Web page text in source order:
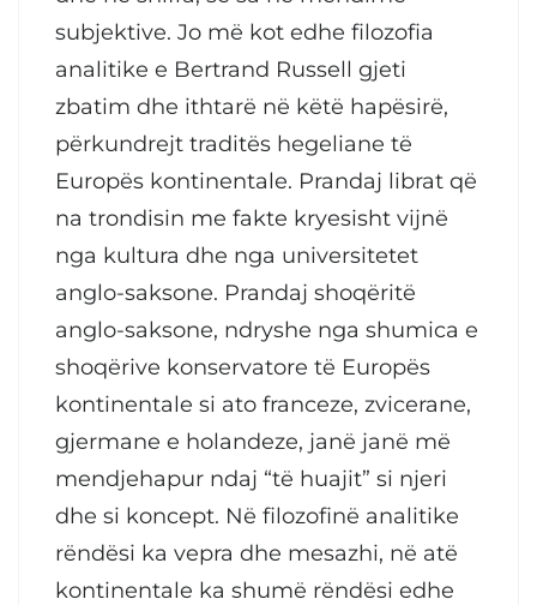
subjektive. Jo më kot edhe filozofia
analitike e Bertrand Russell gjeti
zbatim dhe ithtarë në këtë hapësirë,
përkundrejt traditës hegeliane të
Europës kontinentale. Prandaj librat që
na trondisin me fakte kryesisht vijnë
nga kultura dhe nga universitetet
anglo-saksone. Prandaj shoqëritë
anglo-saksone, ndryshe nga shumica e
shoqërive konservatore të Europës
kontinentale si ato franceze, zvicerane,
gjermane e holandeze, janë janë më
mendjehapur ndaj “të huajit” si njeri
dhe si koncept. Në filozofinë analitike
rëndësi ka vepra dhe mesazhi, në atë
kontinentale ka shumë rëndësi edhe